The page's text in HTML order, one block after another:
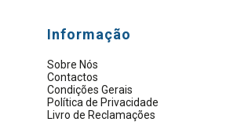
Informação
Sobre Nós
Contactos
Condições Gerais
Política de Privacidade
Livro de Reclamações